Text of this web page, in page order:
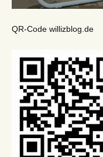
QR-Code willizblog.de